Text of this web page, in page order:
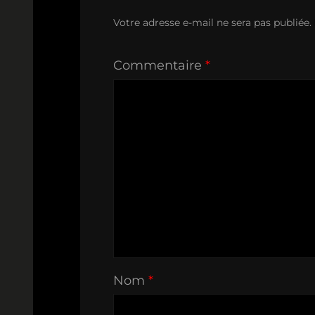
Votre adresse e-mail ne sera pas publiée.
Commentaire*
Nom*